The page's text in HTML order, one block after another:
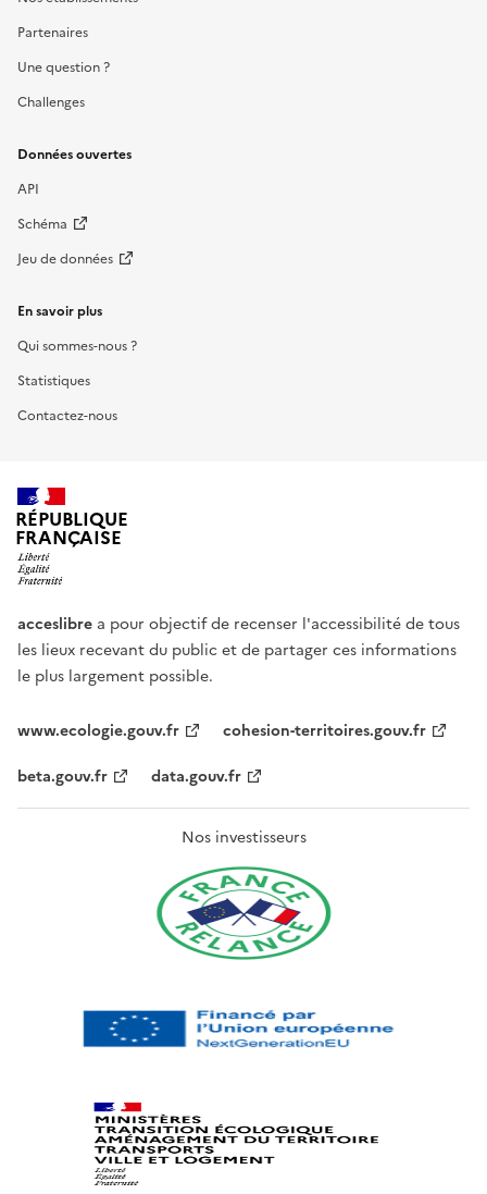
Partenaires
Une question ?
Challenges
Données ouvertes
API
Schéma
Jeu de données
En savoir plus
Qui sommes-nous ?
Statistiques
Contactez-nous
RÉPUBLIQUE
FRANÇAISE
acceslibre a pour objectif de recenser l'accessibilité de tous
les lieux recevant du public et de partager ces informations
le plus largement possible.
www.ecologie.gouv.fr
cohesion-territoires.gouv.fr
beta.gouv.fr
data.gouv.fr
Nos investisseurs